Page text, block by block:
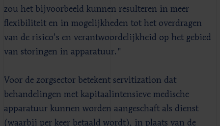
zou het bijvoorbeeld kunnen resulteren in meer
flexibiliteit en in mogelijkheden tot het overdragen
van de risico’s en verantwoordelijkheid op het gebied
van storingen in apparatuur."
Voor de zorgsector betekent servitization dat
behandelingen met kapitaalintensieve medische
apparatuur kunnen worden aangeschaft als dienst
(waarbij per keer betaald wordt), in plaats van de